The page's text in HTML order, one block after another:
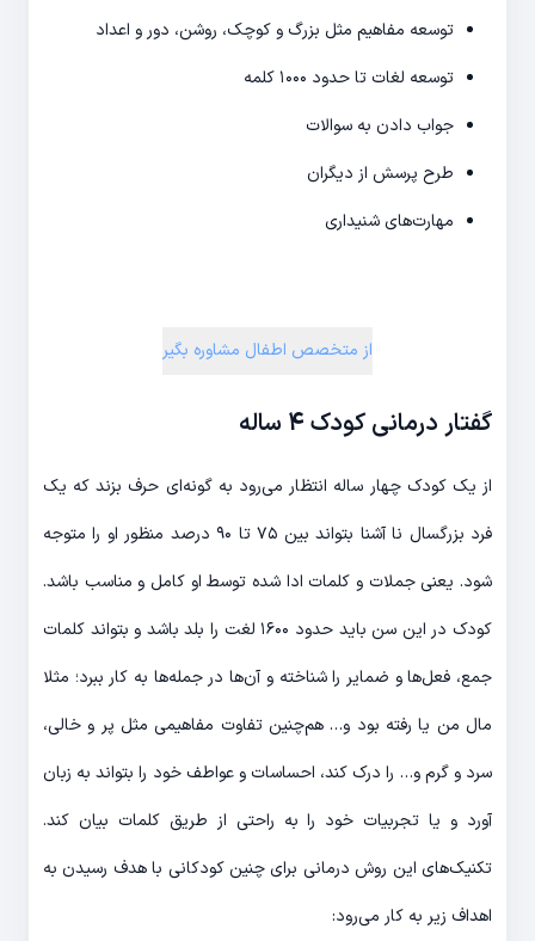
توسعه مفاهیم مثل بزرگ و کوچک، روشن، دور و اعداد
توسعه لغات تا حدود ۱۰۰۰ کلمه
جواب دادن به سوالات
طرح پرسش از دیگران
مهارت‌های شنیداری
از متخصص اطفال مشاوره بگیر
گفتار درمانی کودک 4 ساله
از یک کودک چهار ساله انتظار می‌رود به گونه‌ای حرف بزند که یک
فرد بزرگسال نا آشنا بتواند بین ۷۵ تا ۹۰ درصد منظور او را متوجه
شود. یعنی جملات و کلمات ادا شده توسط او کامل و مناسب باشد.
کودک در این سن باید حدود ۱۶۰۰ لغت را بلد باشد و بتواند کلمات
جمع، فعل‌ها و ضمایر را شناخته و آن‌ها در جمله‌ها به کار ببرد؛ مثلا
مال من یا رفته بود و… هم‌چنین تفاوت مفاهیمی مثل پر و خالی،
سرد و گرم و… را درک کند، احساسات و عواطف خود را بتواند به زبان
آورد و یا تجربیات خود را به راحتی از طریق کلمات بیان کند.
تکنیک‌های این روش درمانی برای چنین کودکانی با هدف رسیدن به
اهداف زیر به کار می‌رود: